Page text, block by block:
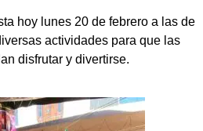
hoy lunes 20 de febrero a las de
actividades para que las
disfrutar y divertirse.